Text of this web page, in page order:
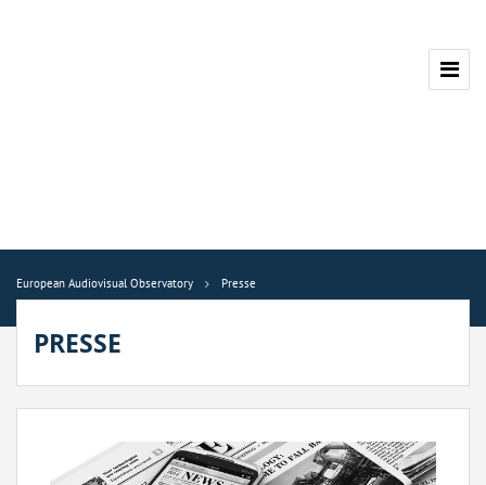
European Audiovisual Observatory Presse
PRESSE